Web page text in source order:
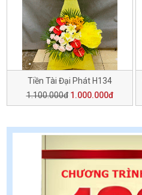
Tiền Tài Đại Phát H134
1.100.000đ 1.000.000đ